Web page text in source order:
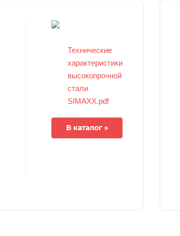
Технические
характеристики
высокопрочной
стали
SIMAXX.pdf
В каталог »